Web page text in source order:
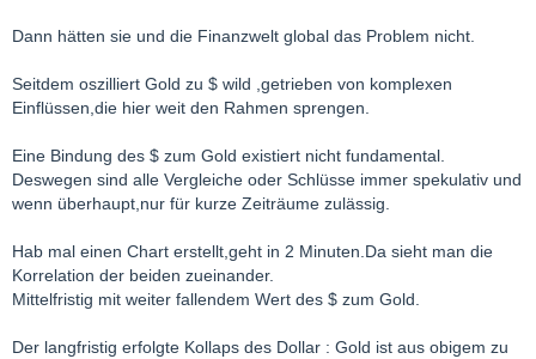
Dann hätten sie und die Finanzwelt global das Problem nicht.
Seitdem oszilliert Gold zu $ wild ,getrieben von komplexen
Einflüssen,die hier weit den Rahmen sprengen.
Eine Bindung des $ zum Gold existiert nicht fundamental.
Deswegen sind alle Vergleiche oder Schlüsse immer spekulativ und
wenn überhaupt,nur für kurze Zeiträume zulässig.
Hab mal einen Chart erstellt,geht in 2 Minuten.Da sieht man die
Korrelation der beiden zueinander.
Mittelfristig mit weiter fallendem Wert des $ zum Gold.
Der langfristig erfolgte Kollaps des Dollar : Gold ist aus obigem zu